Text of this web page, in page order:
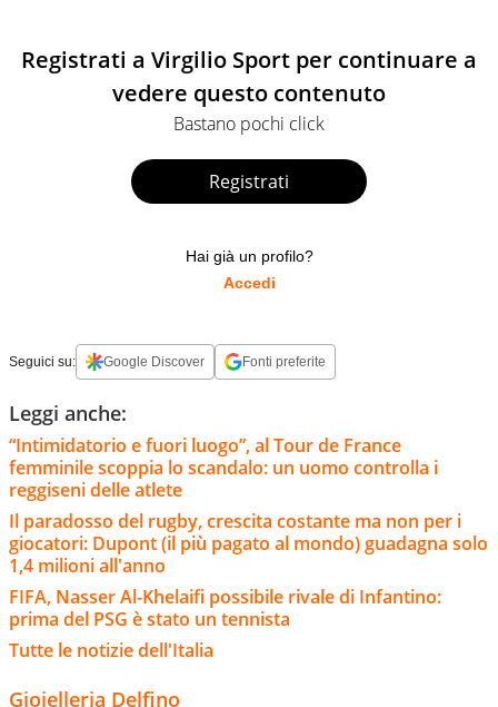
Registrati a Virgilio Sport per continuare a
vedere questo contenuto
Bastano pochi click
Registrati
Hai già un profilo?
Accedi
Seguici su: Google Discover Fonti preferite
Leggi anche:
“Intimidatorio e fuori luogo”, al Tour de France
femminile scoppia lo scandalo: un uomo controlla i
reggiseni delle atlete
Il paradosso del rugby, crescita costante ma non per i
giocatori: Dupont (il più pagato al mondo) guadagna solo
1,4 milioni all'anno
FIFA, Nasser Al-Khelaifi possibile rivale di Infantino:
prima del PSG è stato un tennista
Tutte le notizie dell'Italia
Gioielleria Delfino